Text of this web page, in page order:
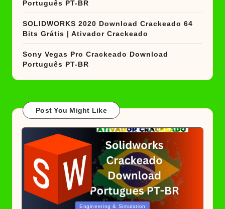
Português PT-BR
SOLIDWORKS 2020 Download Crackeado 64
Bits Grátis | Ativador Crackeado
Sony Vegas Pro Crackeado Download
Português PT-BR
Post You Might Like
Engineering & Simulation